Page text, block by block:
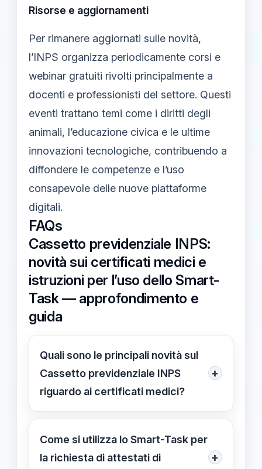
Risorse e aggiornamenti
Per rimanere aggiornati sulle novità,
l’INPS organizza periodicamente corsi e
webinar gratuiti rivolti principalmente a
docenti e professionisti del settore. Questi
eventi trattano temi come i diritti degli
animali, l’educazione civica e le ultime
innovazioni tecnologiche, contribuendo a
diffondere le competenze e l’uso
consapevole delle nuove piattaforme
digitali.
FAQs
Cassetto previdenziale INPS:
novità sui certificati medici e
istruzioni per l’uso dello Smart-
Task — approfondimento e
guida
Quali sono le principali novità sul
Cassetto previdenziale INPS
riguardo ai certificati medici?
+
Dal marzo 2026, il Cassetto
previdenziale INPS integra lo Smart-
Task per richieste digitali di certificati
Come si utilizza lo Smart-Task per
la richiesta di attestati di
+